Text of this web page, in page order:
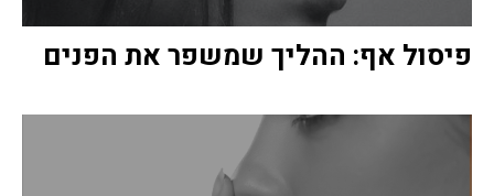
פיסול אף: ההליך שמשפר את הפנים